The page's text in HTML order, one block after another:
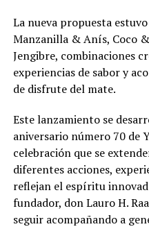
La nueva propuesta
Manzanilla & Anís, Coco
Jengibre, combinaciones
experiencias de sabor y
de disfrute del mate.
Este lanzamiento se
aniversario número 70 de
celebración que se
diferentes acciones,
reflejan el espíritu
fundador, don Lauro H.
seguir acompañando a